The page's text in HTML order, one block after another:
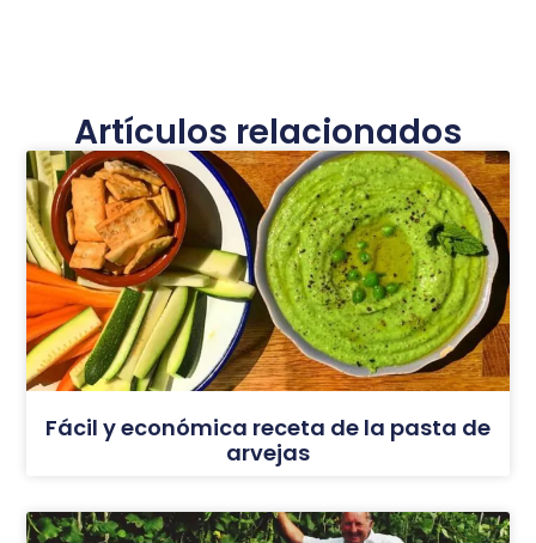
Artículos relacionados
Fácil y económica receta de la pasta de
arvejas